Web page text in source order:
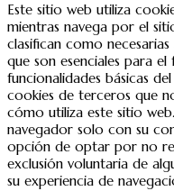
Este sitio web utiliza
mientras navega por el
clasifican como
que son esenciales para
funcionalidades básicas
cookies de terceros que
cómo utiliza este sitio
navegador solo con su
opción de optar por no
exclusión voluntaria de
su experiencia de